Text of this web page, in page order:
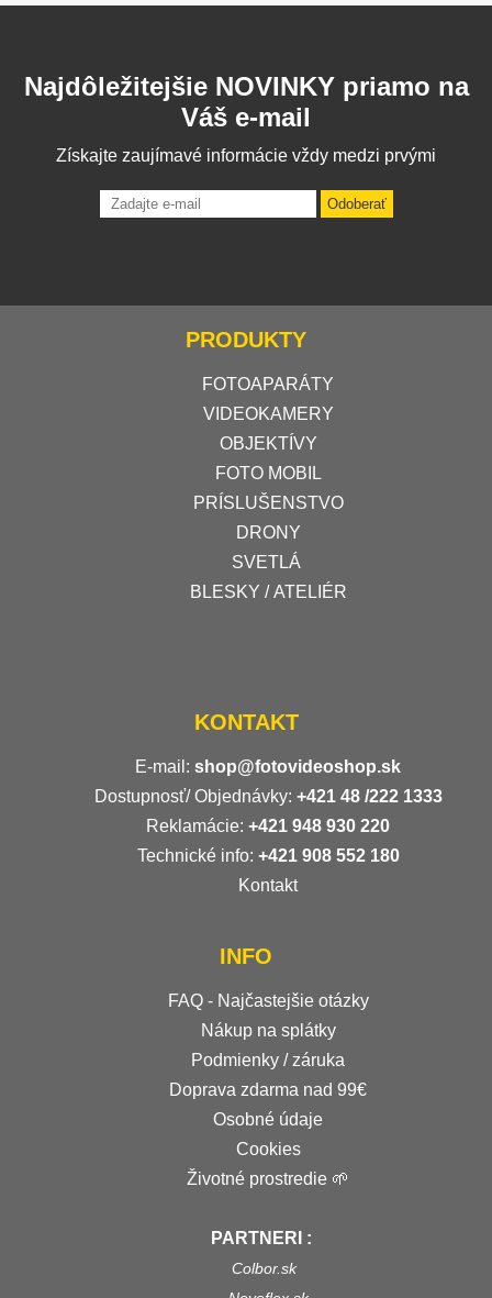
Najdôležitejšie NOVINKY priamo na
Váš e-mail
Získajte zaujímavé informácie vždy medzi prvými
Odoberať
PRODUKTY
FOTOAPARÁTY
VIDEOKAMERY
OBJEKTÍVY
FOTO MOBIL
PRÍSLUŠENSTVO
DRONY
SVETLÁ
BLESKY / ATELIÉR
KONTAKT
E-mail: shop@fotovideoshop.sk
Dostupnosť/ Objednávky: +421 48 /222 1333
Reklamácie: +421 948 930 220
Technické info: +421 908 552 180
Kontakt
INFO
FAQ - Najčastejšie otázky
Nákup na splátky
Podmienky / záruka
Doprava zdarma nad 99€
Osobné údaje
Cookies
Životné prostredie 🌱
PARTNERI :
Colbor.sk